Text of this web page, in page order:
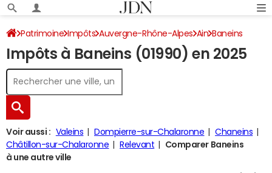
Patrimoine Impôts Auvergne-Rhône-Alpes Ain Baneins
Impôt sur le revenu
Impôts à Baneins (01990) en 2025
Voir aussi : Valeins Dompierre-sur-Chalaronne
Chaneins
Châtillon-sur-Chalaronne
Relevant
Comparer Baneins
à une autre ville